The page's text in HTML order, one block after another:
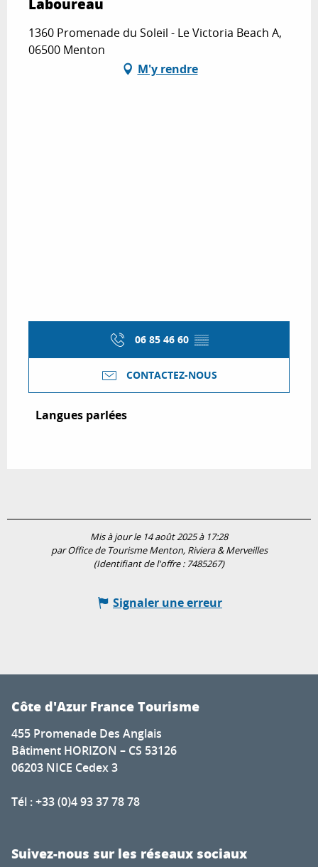
Laboureau
1360 Promenade du Soleil - Le Victoria Beach A,
06500 Menton
M'y rendre
06 85 46 60 ▒▒
CONTACTEZ-NOUS
Langues parlées
Langues parlées
Mis à jour le 14 août 2025 à 17:28
par Office de Tourisme Menton, Riviera & Merveilles
(Identifiant de l'offre : 7485267)
Signaler une erreur
Côte d'Azur France Tourisme
455 Promenade Des Anglais
Bâtiment HORIZON – CS 53126
06203 NICE Cedex 3
Tél : +33 (0)4 93 37 78 78
Suivez-nous sur les réseaux sociaux